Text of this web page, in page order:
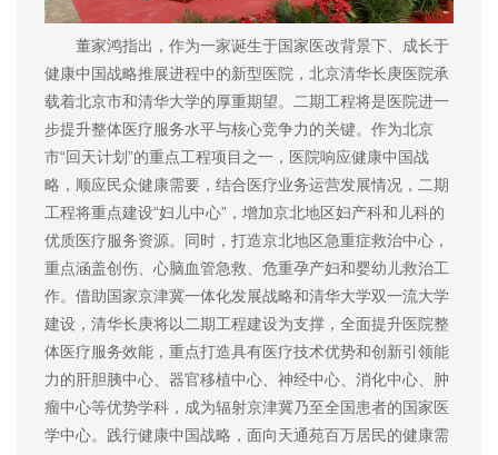
董家鸿指出，作为一家诞生于国家医改背景下、成长于
健康中国战略推展进程中的新型医院，北京清华长庚医院承
载着北京市和清华大学的厚重期望。二期工程将是医院进一
步提升整体医疗服务水平与核心竞争力的关键。作为北京
市“回天计划”的重点工程项目之一，医院响应健康中国战
略，顺应民众健康需要，结合医疗业务运营发展情况，二期
工程将重点建设“妇儿中心”，增加京北地区妇产科和儿科的
优质医疗服务资源。同时，打造京北地区急重症救治中心，
重点涵盖创伤、心脑血管急救、危重孕产妇和婴幼儿救治工
作。借助国家京津冀一体化发展战略和清华大学双一流大学
建设，清华长庚将以二期工程建设为支撑，全面提升医院整
体医疗服务效能，重点打造具有医疗技术优势和创新引领能
力的肝胆胰中心、器官移植中心、神经中心、消化中心、肿
瘤中心等优势学科，成为辐射京津冀乃至全国患者的国家医
学中心。践行健康中国战略，面向天通苑百万居民的健康需